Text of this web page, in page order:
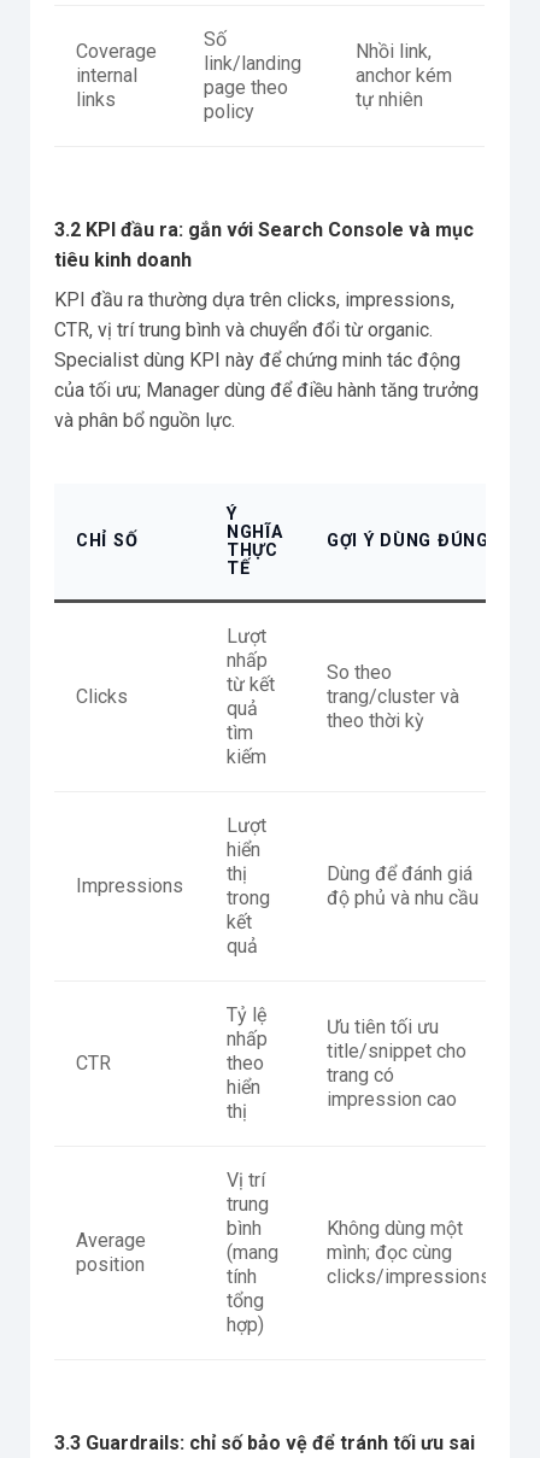
Coverage
internal
links
Số
link/landing
page theo
policy
Nhồi link,
anchor kém
tự nhiên
3.2 KPI đầu ra: gắn với Search Console và mục
tiêu kinh doanh
KPI đầu ra thường dựa trên clicks, impressions,
CTR, vị trí trung bình và chuyển đổi từ organic.
Specialist dùng KPI này để chứng minh tác động
của tối ưu; Manager dùng để điều hành tăng trưởng
và phân bổ nguồn lực.
CHỈ SỐ
Ý
NGHĨA
THỰC
TẾ
GỢI Ý DÙNG ĐÚNG
Clicks
Lượt
nhấp
từ kết
quả
tìm
kiếm
So theo
trang/cluster và
theo thời kỳ
Impressions
Lượt
hiển
thị
trong
kết
quả
Dùng để đánh giá
độ phủ và nhu cầu
CTR
Tỷ lệ
nhấp
theo
hiển
thị
Ưu tiên tối ưu
title/snippet cho
trang có
impression cao
Average
position
Vị trí
trung
bình
(mang
tính
tổng
hợp)
Không dùng một
mình; đọc cùng
clicks/impressions
3.3 Guardrails: chỉ số bảo vệ để tránh tối ưu sai